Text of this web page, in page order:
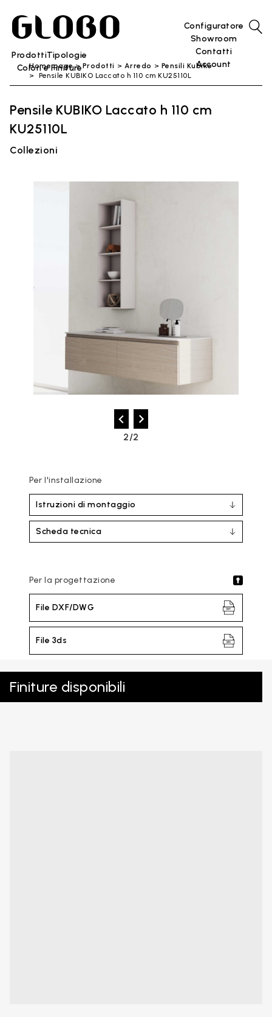
ProdottiTipologie
Colori e Finiture
Configuratore
Showroom
Contatti
Account
Home page Prodotti Arredo
Pensili Kubiko
Pensile KUBIKO Laccato h 110 cm KU25110L
Pensile KUBIKO Laccato h 110 cm
KU25110L
Collezioni
2/2
Per l'installazione
Istruzioni di montaggio
Scheda tecnica
Per la progettazione
File DXF/DWG
File 3ds
Finiture disponibili